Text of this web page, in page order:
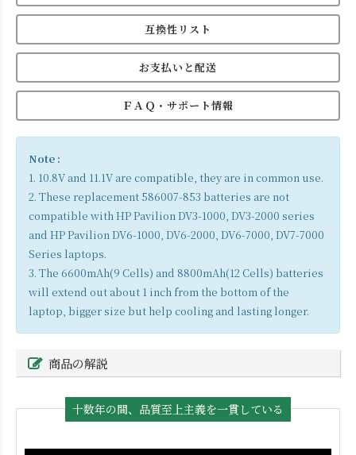
互換性リスト
お支払いと配送
ＦＡＱ・サポート情報
Note :
1. 10.8V and 11.1V are compatible, they are in common use.
2. These replacement 586007-853 batteries are not
compatible with HP Pavilion DV3-1000, DV3-2000 series
and HP Pavilion DV6-1000, DV6-2000, DV6-7000, DV7-7000
Series laptops.
3. The 6600mAh(9 Cells) and 8800mAh(12 Cells) batteries
will extend out about 1 inch from the bottom of the
laptop, bigger size but help cooling and lasting longer.
商品の解説
十数年の間、品質至上主義を一貫している